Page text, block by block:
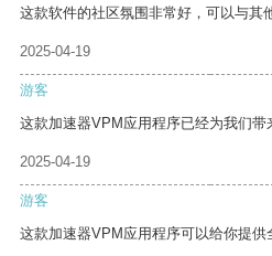
这款软件的社区氛围非常好，可以与其
2025-04-19
游客
这款加速器VPM应用程序已经为我们带
2025-04-19
游客
这款加速器VPM应用程序可以给你提供